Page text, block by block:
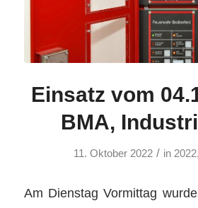
Einsatz vom
BMA,
11. Oktober 2022 / in2022,
Am Dienstag Vormittag